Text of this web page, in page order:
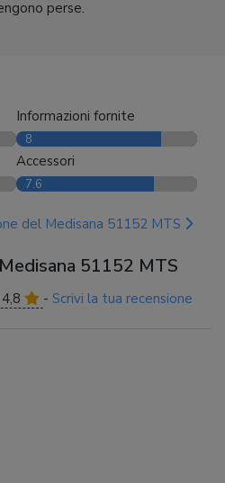
perse.
Informazioni fornite
8
Accessori
7.6
del Medisana 51152 MTS
51152 MTS
- Scrivi la tua recensione